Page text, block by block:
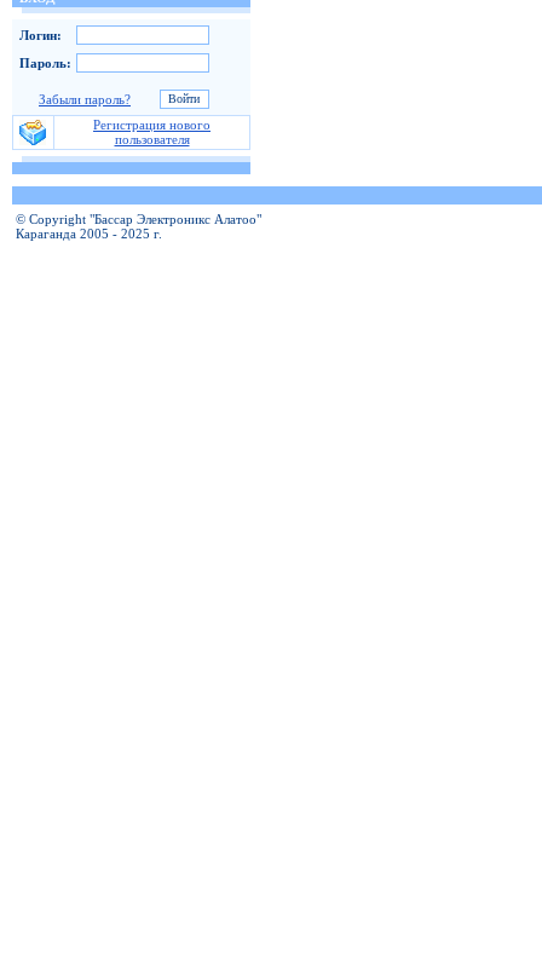
Логин:
Пароль:
Забыли пароль?
Регистрация нового
пользователя
© Copyright "Бассар Электроникс Алатоо"
Караганда 2005 - 2025 г.